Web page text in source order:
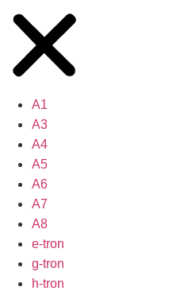
A1
A3
A4
A5
A6
A7
A8
e-tron
g-tron
h-tron